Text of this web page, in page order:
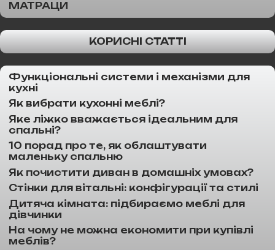
МАТРАЦИ
КОРИСНІ СТАТТІ
Функціональні системи і механізми для
кухні
Як вибрати кухонні меблі?
Яке ліжко вважається ідеальним для
спальні?
10 порад про те, як облаштувати
маленьку спальню
Як почистити диван в домашніх умовах?
Стінки для вітальні: конфігурації та стилі
Дитяча кімната: підбираємо меблі для
дівчинки
На чому не можна економити при купівлі
меблів?